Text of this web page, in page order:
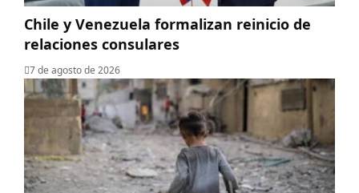
Chile y Venezuela formalizan reinicio de
relaciones consulares
7 de agosto de 2026